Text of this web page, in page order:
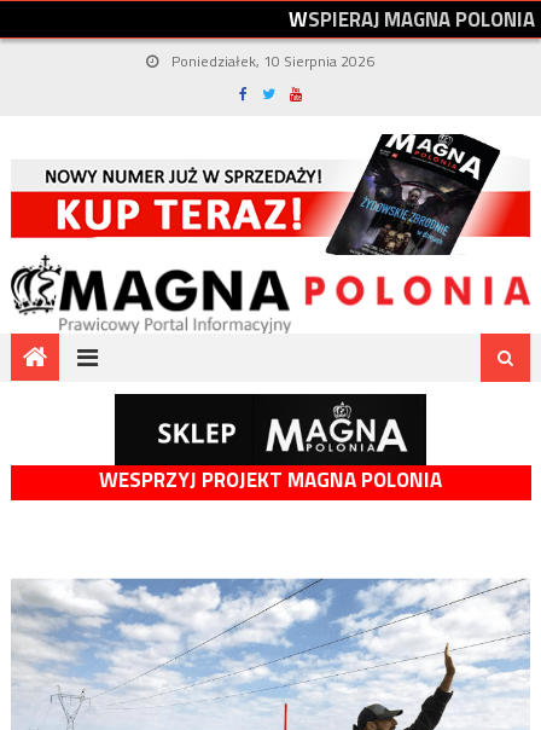
WSPIERAJMAGNAPOLONIA
Poniedziałek, 10 Sierpnia 2026
WESPRZYJ PROJEKT MAGNA POLONIA